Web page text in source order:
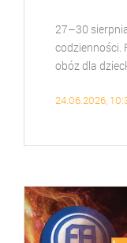
27–30
codzienności.
obóz dla
dzieci ...
24.06.2026,